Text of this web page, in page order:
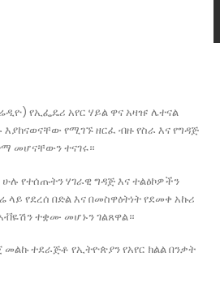
የኢፌዴሪ አየር ሃይል ዋና አዛዡ ሌተናል
የሚገኙ ዘርፈ ብዙ የስራ እና የግዳጅ
መሆናቸውን ተናገሩ።
የተሰጡትን ሃገራዊ ግዳጅ እና ተልዕኮዎችን
የደረሰ በድል እና በመስዋዕትነት የደመቀ አኩሪ
ተቋሙ መሆኑን ገልጸዋል።
ተደራጅቶ የኢትዮጵያን የአየር ክልል በንቃት